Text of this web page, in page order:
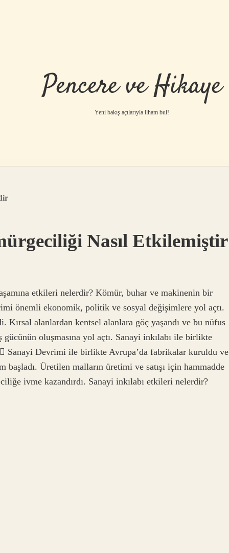
Pencere ve Hikaye
Yeni bakış açılarıyla ilham bul!
Nasıl Etkilemiştir
etkileri nelerdir? Kömür, buhar ve makinenin bir
önemli ekonomik, politik ve sosyal değişimlere yol açtı.
Kırsal alanlardan kentsel alanlara göç yaşandı ve bu nüfus
oluşmasına yol açtı. Sanayi inkılabı ile birlikte
Sanayi Devrimi ile birlikte Avrupa’da fabrikalar kuruldu ve
başladı. Üretilen malların üretimi ve satışı için hammadde
ivme kazandırdı. Sanayi inkılabı etkileri nelerdir?